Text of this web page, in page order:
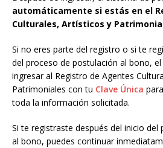
automáticamente si estás en el
Culturales, Artísticos y
Si no eres parte del registro o si te
del proceso de postulación al bono,
ingresar al Registro de Agentes
Patrimoniales con tu Clave Única
toda la información solicitada.
Si te registraste después del inicio
al bono, puedes continuar